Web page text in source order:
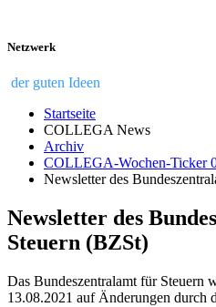
Netzwerk
der guten Ideen
Startseite
COLLEGA News
Archiv
COLLEGA-Wochen-Ticker
Newsletter des
Newsletter des
Steuern (BZSt)
Das Bundeszentralamt für Steuern
13.08.2021 auf Änderungen durch